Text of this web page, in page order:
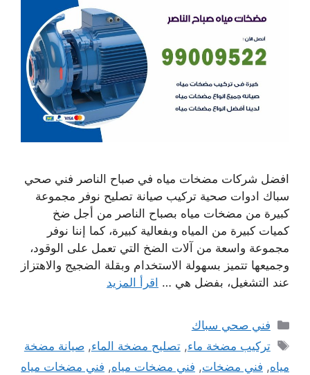
افضل شركات مضخات مياه في صباح الناصر فني صحي
سباك ادوات صحية تركيب صيانة تصليح نوفر مجموعة
كبيرة من مضخات مياه بصباح الناصر من أجل ضخ
كميات كبيرة من المياه وبفعالية كبيرة، كما إننا نوفر
مجموعة واسعة من آلات الضخ التي تعمل على الوقود،
وجميعها تتميز بسهولة الاستخدام وبقلة الضجيج والاهتزاز
عند التشغيل، بفضل هي … اقرأ المزيد
التصنيفات
فني صحي سباك
الوسوم
تركيب مضخة ماء,تصليح مضخة الماء,صيانة مضخة
مياه, فني مضخات, فني مضخات مياه, فني مضخات مياه